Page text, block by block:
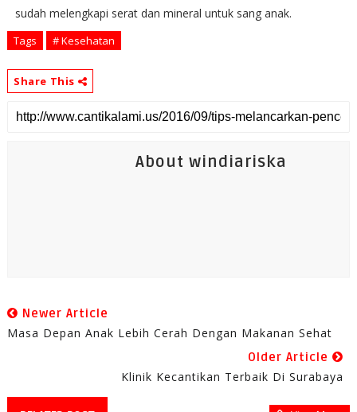
sudah melengkapi serat dan mineral untuk sang anak.
Tags # Kesehatan
Share This
About windiariska
Newer Article
Masa Depan Anak Lebih Cerah Dengan Makanan Sehat
Older Article
Klinik Kecantikan Terbaik Di Surabaya